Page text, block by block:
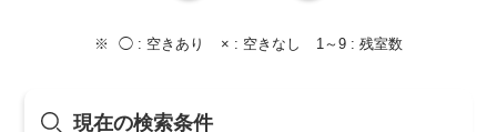
◯ : 空きあり × : 空きなし 1～9 : 残室数
現在の検索条件